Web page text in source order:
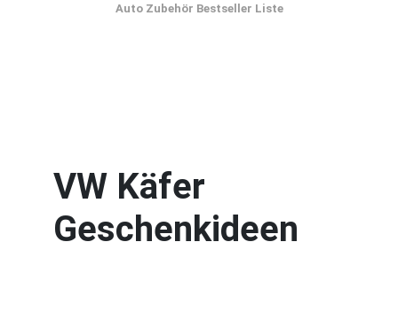
Auto Zubehör Bestseller Liste
VW Käfer
Geschenkideen